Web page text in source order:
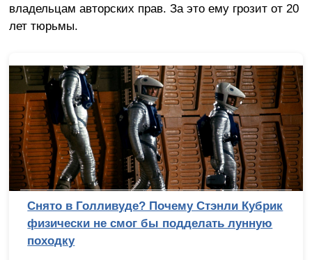
владельцам авторских прав. За это ему грозит от 20
лет тюрьмы.
Обзор беззеркальной камеры Sony Alpha 7
V: эволюция с человеческим лицом